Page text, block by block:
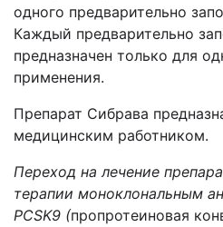
одного предварительно
Каждый предварительно
предназначен только для
применения.
Препарат Сибрава
медицинским работником.
Переход на лечение
терапии моноклональным
PCSK9 (пропротеиновая